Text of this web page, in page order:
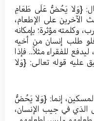
{وَلا يَحُضُّ عَلَى طَعَامِ
الآخرين على الإطعام،
وكلمته مؤثرة؛ بإمكانه
طلب إنسان من أخيه
للفقراء مثلاً.. فإذا
عليه قوله تعالى: {وَلا
إنما: {وَلا يَحُضُّ
الذي في جيب الإنسان،